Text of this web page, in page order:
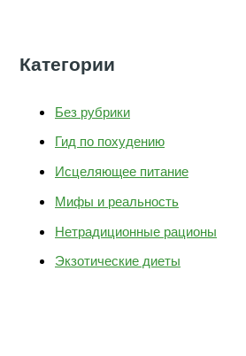
Категории
Без рубрики
Гид по похудению
Исцеляющее питание
Мифы и реальность
Нетрадиционные рационы
Экзотические диеты